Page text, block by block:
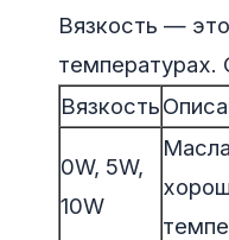
Вязкость —
температурах.
Вязкость
0W, 5W,
10W